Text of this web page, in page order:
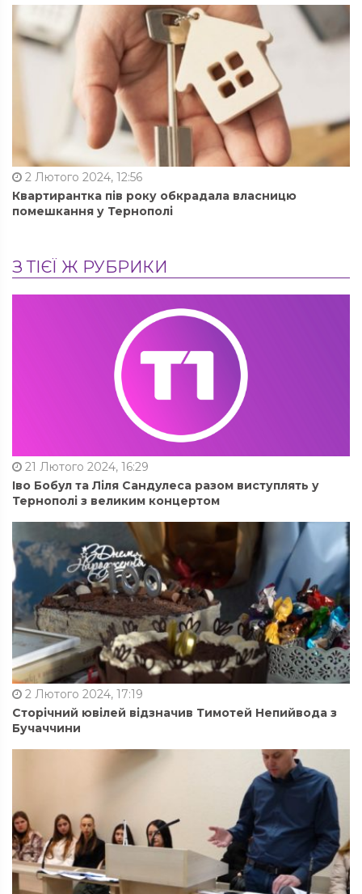
2 Лютого 2024, 12:56
Квартирантка пів року обкрадала власницю
помешкання у Тернополі
З ТІЄЇ Ж РУБРИКИ
21 Лютого 2024, 16:29
Іво Бобул та Ліля Сандулеса разом виступлять у
Тернополі з великим концертом
2 Лютого 2024, 17:19
Сторічний ювілей відзначив Тимотей Непийвода з
Бучаччини